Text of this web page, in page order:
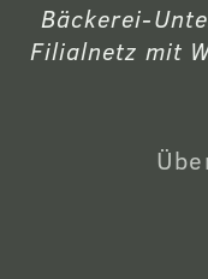
Bäckerei-
Filialnetz mit